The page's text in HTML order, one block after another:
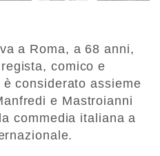
a Roma, a 68 anni,
comico e
considerato assieme
e Mastroianni
commedia italiana a